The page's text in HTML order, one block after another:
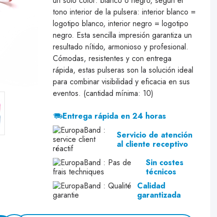
tono interior de la pulsera: interior blanco =
logotipo blanco, interior negro = logotipo
negro. Esta sencilla impresión garantiza un
resultado nítido, armonioso y profesional.
Cómodas, resistentes y con entrega
rápida, estas pulseras son la solución ideal
para combinar visibilidad y eficacia en sus
eventos. (cantidad mínima: 10)
Entrega rápida en 24 horas
Servicio de atención
al cliente receptivo
Sin costes
técnicos
Calidad
garantizada